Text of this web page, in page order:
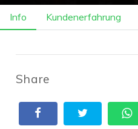
Info Kundenerfahrung
Share